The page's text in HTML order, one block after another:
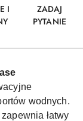
I
ZADAJ
PYTANIE
wodnych.
łatwy